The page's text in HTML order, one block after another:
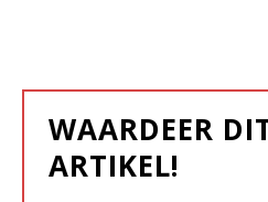
WAARDEER
ARTIKEL!